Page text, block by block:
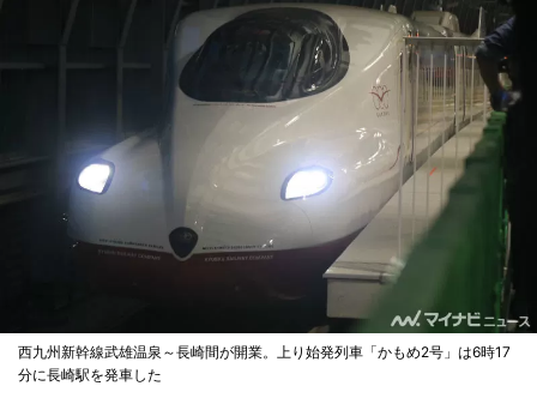
西九州新幹線武雄温泉～長崎間が開業。上り始発列車「かもめ2号」は6時17
分に長崎駅を発車した